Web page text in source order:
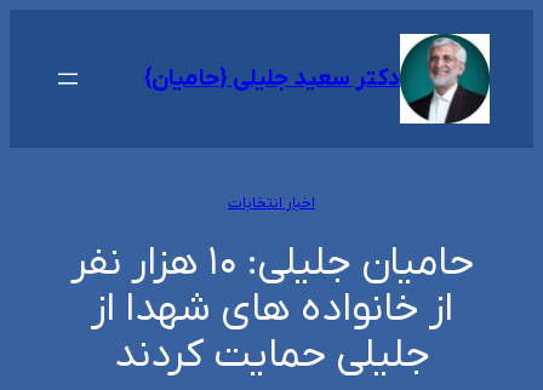
محتوا
دکتر سعید جلیلی {حامیان}
اخبار انتخابات
حامیان جلیلی: ۱۰ هزار نفر
از خانواده های شهدا از
جلیلی حمایت کردند